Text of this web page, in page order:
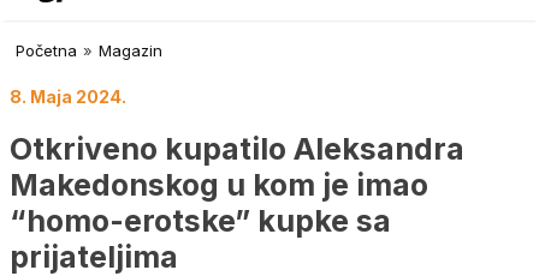
Početna » Magazin
8. Maja 2024.
Otkriveno kupatilo Aleksandra
Makedonskog u kom je imao
“homo-erotske” kupke sa
prijateljima